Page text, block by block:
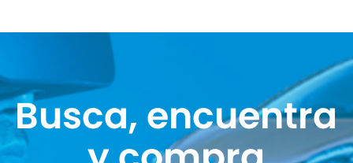
Busca, encuentra